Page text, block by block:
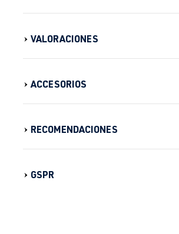
VALORACIONES
ACCESORIOS
RECOMENDACIONES
GSPR